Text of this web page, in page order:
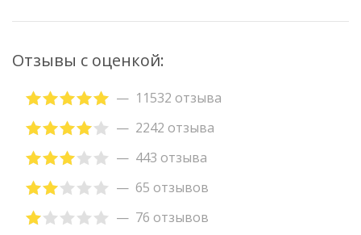
Отзывы с оценкой:
11532 отзыва
2242 отзыва
443 отзыва
65 отзывов
76 отзывов